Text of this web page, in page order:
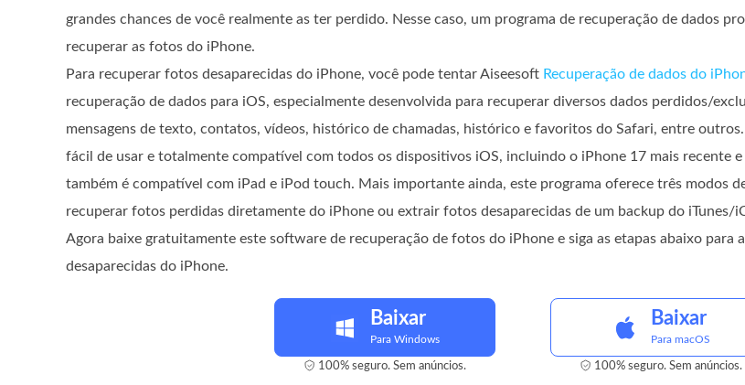
grandes chances de você realmente as ter perdido. Nesse caso, um programa de recuperação de dados
recuperar as fotos do iPhone.
Para recuperar fotos desaparecidas do iPhone, você pode tentar Aiseesoft Recuperação de dados do
recuperação de dados para iOS, especialmente desenvolvida para recuperar diversos dados perdidos/
mensagens de texto, contatos, vídeos, histórico de chamadas, histórico e favoritos do Safari, entre
fácil de usar e totalmente compatível com todos os dispositivos iOS, incluindo o iPhone 17 mais recente e
também é compatível com iPad e iPod touch. Mais importante ainda, este programa oferece três modos
recuperar fotos perdidas diretamente do iPhone ou extrair fotos desaparecidas de um backup do iTunes/
Agora baixe gratuitamente este software de recuperação de fotos do iPhone e siga as etapas abaixo para
desaparecidas do iPhone.
Baixar
Para Windows
100% seguro. Sem anúncios.
Baixar
Para macOS
100% seguro. Sem anúncios.